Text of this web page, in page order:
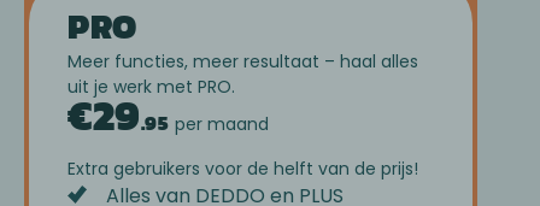
PRO
Meer functies, meer resultaat – haal alles
uit je werk met PRO.
€29.95 per maand
Extra gebruikers voor de helft van de prijs!
Alles van DEDDO en PLUS